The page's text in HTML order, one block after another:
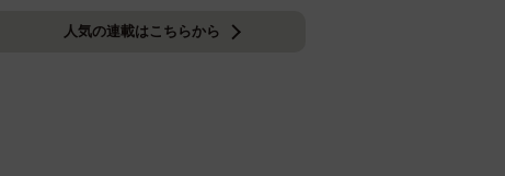
人気の連載はこちらから